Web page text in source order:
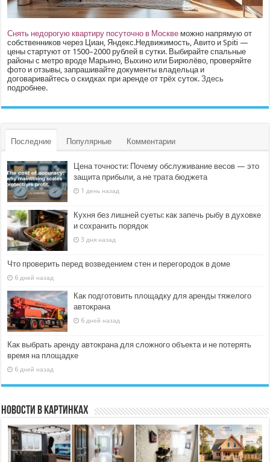
Снять недорогую квартиру посуточно в Москве можно напрямую от
собственников через Циан, Яндекс.Недвижимость, Авито и Spiti —
цены стартуют от 1500–2000 рублей в сутки. Выбирайте спальные
районы с метро вроде Марьино, Выхино или Бирюлёво, проверяйте
фото и отзывы, запрашивайте документы владельца и
договаривайтесь о скидках при аренде от трёх суток.Здесь
подробнее.
Последние Популярные Комментарии
Цена точности: Почему обслуживание весов — это
защита прибыли, а не трата бюджета
1 день назад
Кухня без лишней суеты: как запечь рыбу в духовке
и сохранить порядок
3 дня назад
Что проверить перед возведением стен и перегородок в доме
6 дней назад
Как подготовить площадку для аренды тяжелого
автокрана
6 дней назад
Как выбрать аренду автокрана для сложного объекта и не потерять
время на площадке
6 дней назад
Новости в картинках